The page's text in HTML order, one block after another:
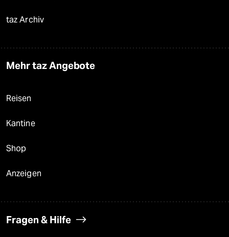
taz Archiv
Mehr taz Angebote
Reisen
Kantine
Shop
Anzeigen
Fragen & Hilfe